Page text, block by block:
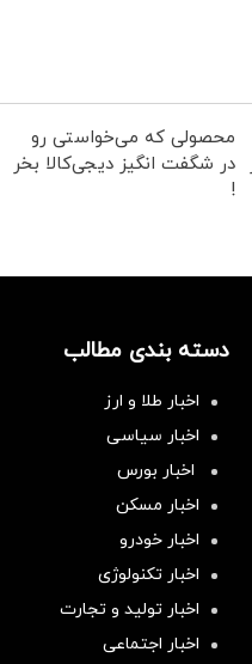
محصولی که می‌خواستی رو
در شگفت انگیز دیجی‌کالا بخر
!
دسته بندی مطالب
اخبار طلا و ارز
اخبار سیاسی
اخبار بورس
اخبار مسکن
اخبار خودرو
اخبار تکنولوژی
اخبار تولید و تجارت
اخبار اجتماعی